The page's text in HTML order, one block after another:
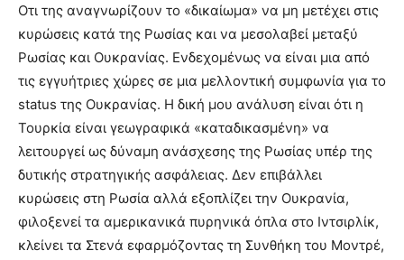
Οτι της αναγνωρίζουν το «δικαίωμα» να μη μετέχει στις
κυρώσεις κατά της Ρωσίας και να μεσολαβεί μεταξύ
Ρωσίας και Ουκρανίας. Ενδεχομένως να είναι μια από
τις εγγυήτριες χώρες σε μια μελλοντική συμφωνία για το
status της Ουκρανίας. Η δική μου ανάλυση είναι ότι η
Τουρκία είναι γεωγραφικά «καταδικασμένη» να
λειτουργεί ως δύναμη ανάσχεσης της Ρωσίας υπέρ της
δυτικής στρατηγικής ασφάλειας. Δεν επιβάλλει
κυρώσεις στη Ρωσία αλλά εξοπλίζει την Ουκρανία,
φιλοξενεί τα αμερικανικά πυρηνικά όπλα στο Ιντσιρλίκ,
κλείνει τα Στενά εφαρμόζοντας τη Συνθήκη του Μοντρέ,